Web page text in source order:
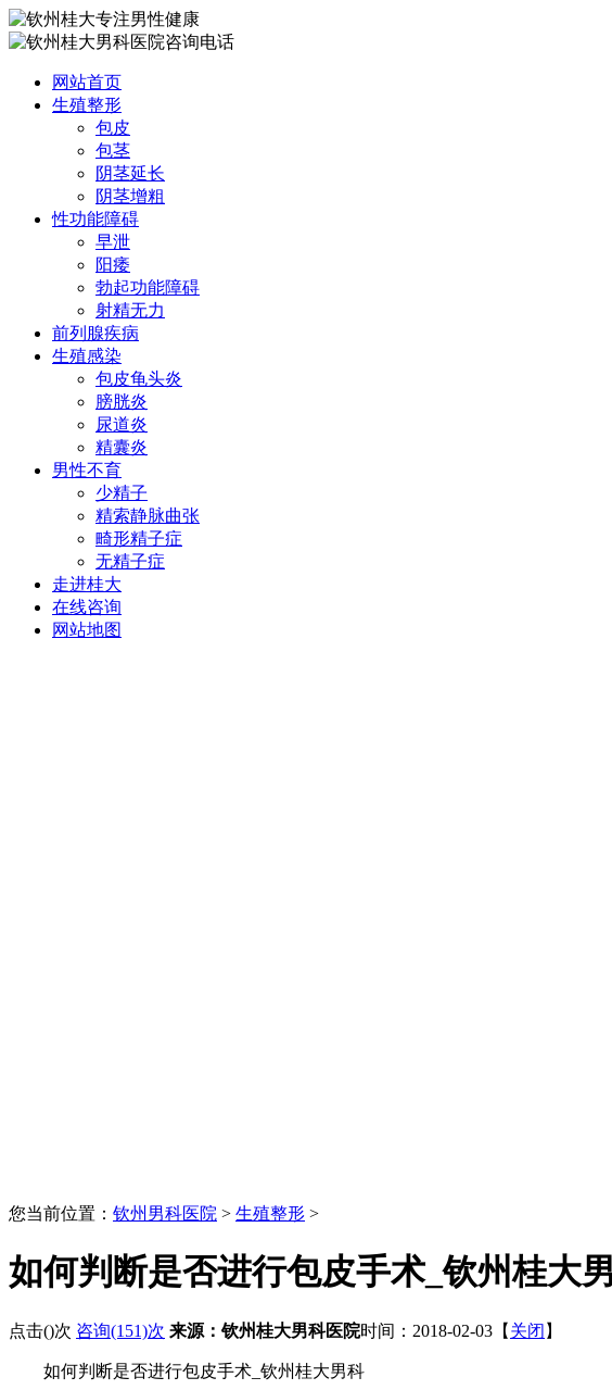
网站首页
生殖整形
包皮
包茎
阴茎延长
阴茎增粗
性功能障碍
早泄
阳痿
勃起功能障碍
射精无力
前列腺疾病
生殖感染
包皮龟头炎
膀胱炎
尿道炎
精囊炎
男性不育
少精子
精索静脉曲张
畸形精子症
无精子症
走进桂大
在线咨询
网站地图
您当前位置： 钦州男科医院 > 生殖整形 >
如何判断是否进行包皮手术_钦州桂大
点击()次 咨询(151)次 来源：钦州桂大男科医院时间：2018-02-03【 关闭 】
如何判断是否进行包皮手术_钦州桂大男科